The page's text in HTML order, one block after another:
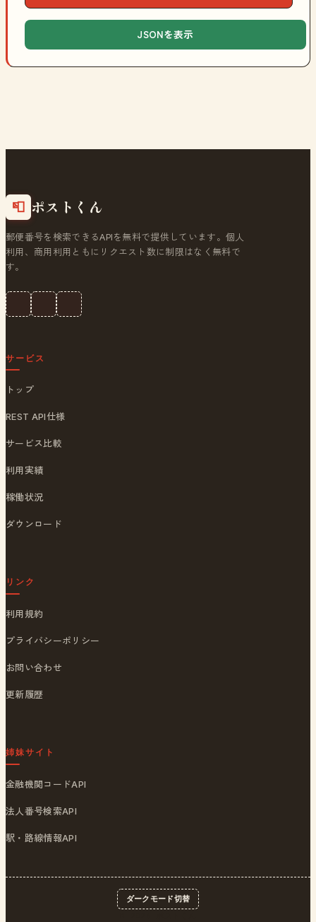
JSONを表示
📮 ポストくん
郵便番号を検索できるAPIを無料で提供しています。個人
利用、商用利用ともにリクエスト数に制限はなく無料で
す。
サービス
トップ
REST API仕様
サービス比較
利用実績
稼働状況
ダウンロード
リンク
利用規約
プライバシーポリシー
お問い合わせ
更新履歴
姉妹サイト
金融機関コードAPI
法人番号検索API
駅・路線情報API
ダークモード切替